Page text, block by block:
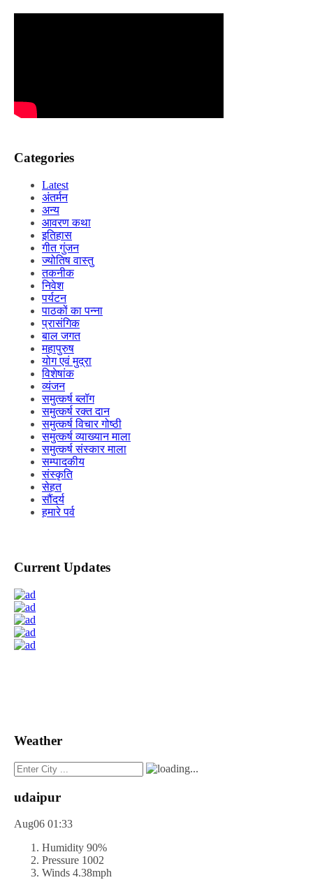
Categories
Latest
अंतर्मन
अन्य
आवरण कथा
इतिहास
गीत गुंजन
ज्योतिष वास्तु
तकनीक
निवेश
पर्यटन
पाठकों का पन्ना
प्रासंगिक
बाल जगत
महापुरुष
योग एवं मुद्रा
विशेषांक
व्यंजन
समुत्कर्ष ब्लॉग
समुत्कर्ष रक्त दान
समुत्कर्ष विचार गोष्ठी
समुत्कर्ष व्याख्यान माला
समुत्कर्ष संस्कार माला
सम्पादकीय
संस्कृति
सेहत
सौंदर्य
हमारे पर्व
Current Updates
Weather
udaipur
Aug06 01:33
Humidity 90%
Pressure 1002
Winds 4.38mph